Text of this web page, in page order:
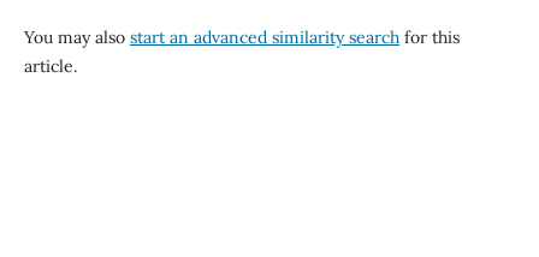
You may also start an advanced similarity searchfor this
article.